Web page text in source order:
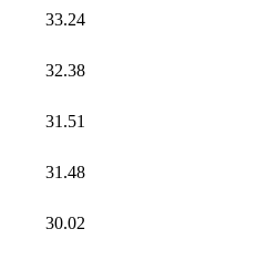
33.24
32.38
31.51
31.48
30.02